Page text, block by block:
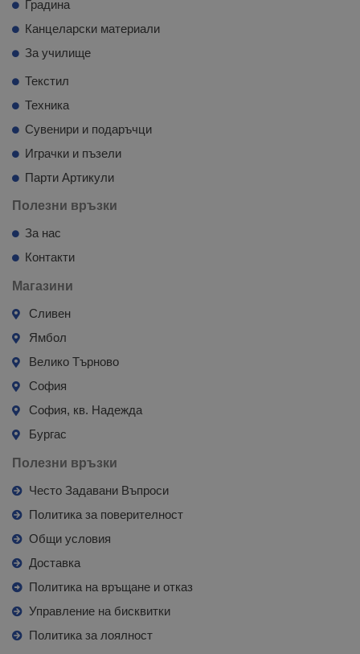
Градина
Канцеларски материали
За училище
Текстил
Техника
Сувенири и подаръчци
Играчки и пъзели
Парти Артикули
Полезни връзки
За нас
Контакти
Магазини
Сливен
Ямбол
Велико Търново
София
София, кв. Надежда
Бургас
Полезни връзки
Често Задавани Въпроси
Политика за поверителност
Общи условия
Доставка
Политика на връщане и отказ
Управление на бисквитки
Политика за лоялност